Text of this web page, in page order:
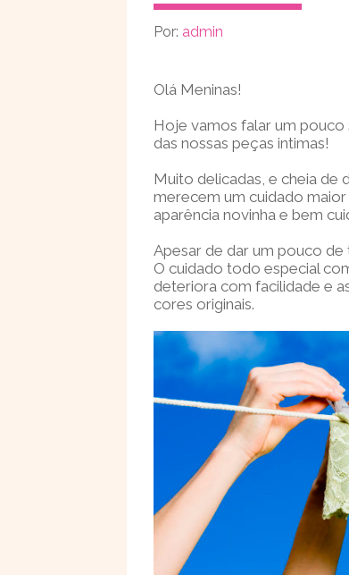
Por: admin
Olá Meninas!
Hoje vamos falar um
das nossas peças intimas!
Muito delicadas, e cheia de
merecem um cuidado
aparência novinha e bem
Apesar de dar um pouco de
O cuidado todo especial
deteriora com facilidade e
cores originais.